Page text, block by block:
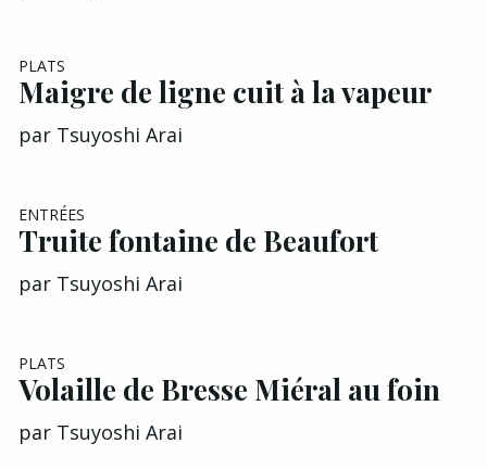
PLATS
Maigre de ligne cuit à la vapeur
par Tsuyoshi Arai
ENTRÉES
Truite fontaine de Beaufort
par Tsuyoshi Arai
PLATS
Volaille de Bresse Miéral au foin
par Tsuyoshi Arai